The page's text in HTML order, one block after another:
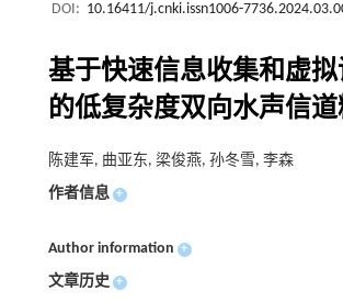
DOI: 10.16411/j.cnki.issn1006-
基于快速信息收集和虚
的低复杂度双向水声信
陈建军, 曲亚东, 梁俊燕, 孙冬雪, 李森
作者信息 +
Author information +
文章历史 +